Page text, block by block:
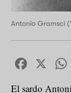
Antonio Gramsci
X
El sardo